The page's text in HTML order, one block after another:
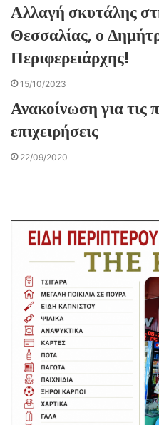
Αλλαγή σκυτάλης
Θεσσαλίας, ο
Περιφερειάρχης!
15/10/2023
Ανακοίνωση για τις
επιχειρήσεις
22/09/2020